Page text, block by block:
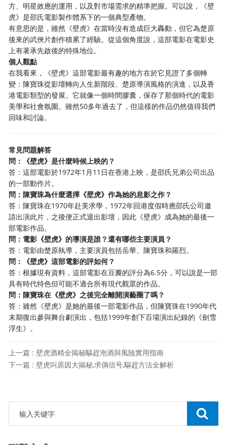
方、明星效應的運用，以及對市場需求的精準把握。可以說，《壁
虎》是邵氏電影製作體系下的一個典型產物。
有意思的是，雖然《壁虎》在當時沒有造成巨大轟動，但它為楚原
後來的武俠片創作積累了經驗。從這個角度說，這部電影在電影史
上有著承先啟後的特殊地位。
個人觀點
在我看來，《壁虎》這部電影最有趣的地方在於它見證了多個轉
變：陳寶珠從影壇轉向人生新階段、楚原導演風格的演進，以及香
港電影類型的發展。它就像一個時間膠囊，保存了那個時代的電影
美學和社會氛圍。雖然50多年過去了，但這樣的作品仍然值得我們
回味和討論。
常見問題解答
問：《壁虎》是什麼時候上映的？
答：這部電影於1972年1月11日在香港上映，是邵氏兄弟公司出品
的一部動作片。
問：陳寶珠為什麼選擇《壁虎》作為她的息影之作？
答：陳寶珠在1970年赴美求學，1972年回港度假時應邵氏公司邀
請出演此片，之後便正式退出影壇，因此《壁虎》成為她的最後一
部電影作品。
問：電影《壁虎》的導演是誰？還有哪些主要演員？
答：電影由楚原執導，主要演員包括岳華、陳寶珠和羅烈。
問：《壁虎》這部電影的評如何？
答：根據現有資料，這部電影在豆瓣的評分為6.5分，可以說是一部
具有時代特色但可能不適合所有現代觀眾的作品。
問：陳寶珠在《壁虎》之後完全離開演藝圈了嗎？
答：雖然《壁虎》是她的最後一部電影作品，但陳寶珠在1990年代
末期復出參與舞台劇演出，包括1999年創下百場演出紀錄的《劍雪
浮生》。
上一篇 : 壁虎酒精全揭秘驅趕泡酒與風險實用指南
下一篇 : 壁虎叫原因大揭秘,求偶信号,驅趕方法全解析